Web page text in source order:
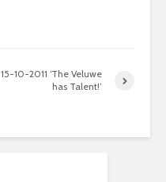
15-10-2011 ‘The Veluwe
has Talent!’